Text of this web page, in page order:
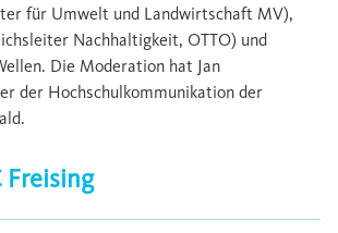
für Umwelt und Landwirtschaft MV),
Nachhaltigkeit, OTTO) und
Die Moderation hat Jan
der Hochschulkommunikation der
Freising